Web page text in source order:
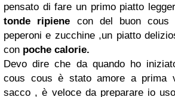
pensato di fare un primo piatto
tonde ripiene con del buon cous
peperoni e zucchine ,un piatto
con poche calorie.
Devo dire che da quando ho
cous cous è stato amore a prima
sacco , è veloce da preparare io